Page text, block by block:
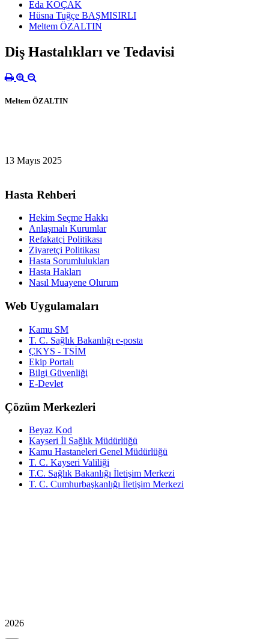
Eda KOÇAK
Hüsna Tuğçe BAŞMISIRLI
Meltem ÖZALTIN
Diş Hastalıkları ve Tedavisi
Meltem ÖZALTIN
13 Mayıs 2025
Hasta Rehberi
Hekim Seçme Hakkı
Anlaşmalı Kurumlar
Refakatçi Politikası
Ziyaretçi Politikası
Hasta Sorumlulukları
Hasta Hakları
Nasıl Muayene Olurum
Web Uygulamaları
Kamu SM
T. C. Sağlık Bakanlığı e-posta
ÇKYS - TSİM
Ekip Portalı
Bilgi Güvenliği
E-Devlet
Çözüm Merkezleri
Beyaz Kod
Kayseri İl Sağlık Müdürlüğü
Kamu Hastaneleri Genel Müdürlüğü
T. C. Kayseri Valiliği
T.C. Sağlık Bakanlığı İletişim Merkezi
T. C. Cumhurbaşkanlığı İletişim Merkezi
2026